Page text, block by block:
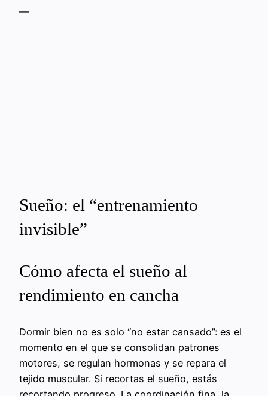
—
Sueño: el “entrenamiento
invisible”
Cómo afecta el sueño al
rendimiento en cancha
Dormir bien no es solo “no estar cansado”: es el
momento en el que se consolidan patrones
motores, se regulan hormonas y se repara el
tejido muscular. Si recortas el sueño, estás